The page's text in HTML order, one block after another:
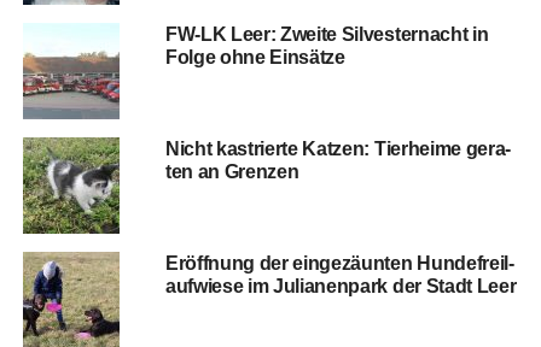
FW-LK Leer: Zwei­te Sil­ves­ter­nacht in
Fol­ge ohne Einsätze
Nicht kas­trier­te Kat­zen: Tier­hei­me gera­
ten an Grenzen
Eröff­nung der ein­ge­zäun­ten Hun­de­frei­l­
auf­wie­se im Julia­nen­park der Stadt Leer